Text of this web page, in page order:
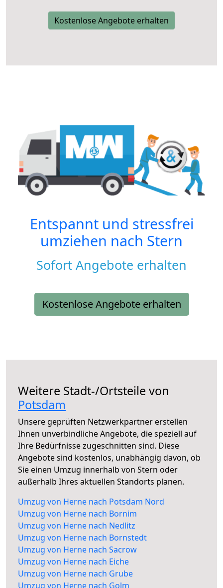
Kostenlose Angebote erhalten
Entspannt und stressfrei
umziehen nach Stern
Sofort Angebote erhalten
Kostenlose Angebote erhalten
Weitere Stadt-/Ortsteile von
Potsdam
Unsere geprüften Netzwerkpartner erstellen
Ihnen unverbindliche Angebote, die speziell auf
Ihre Bedürfnisse zugeschnitten sind. Diese
Angebote sind kostenlos, unabhängig davon, ob
Sie einen Umzug innerhalb von Stern oder
außerhalb Ihres aktuellen Standorts planen.
Umzug von Herne nach Potsdam Nord
Umzug von Herne nach Bornim
Umzug von Herne nach Nedlitz
Umzug von Herne nach Bornstedt
Umzug von Herne nach Sacrow
Umzug von Herne nach Eiche
Umzug von Herne nach Grube
Umzug von Herne nach Golm